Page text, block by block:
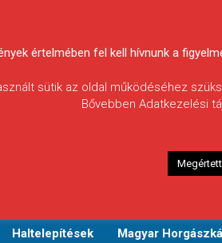
Haltelepítések Magyar
értelmében fel kell hívnunk a
sütik az oldal működéséhez
Bővebben Adatkezelési